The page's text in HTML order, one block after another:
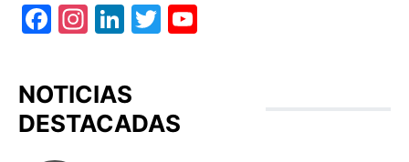
Facebook
Instagram
LinkedIn
Twitter
NOTICIAS
DESTACADAS